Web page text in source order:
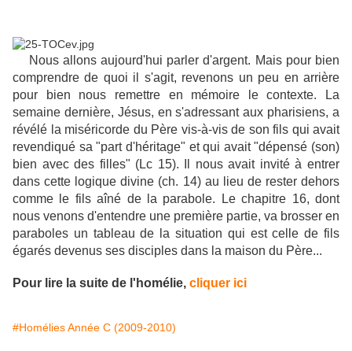
Nous allons aujourd'hui parler d'argent. Mais pour bien
comprendre de quoi il s'agit, revenons un peu en arrière
pour bien nous remettre en mémoire le contexte. La
semaine dernière, Jésus, en s'adressant aux pharisiens, a
révélé la miséricorde du Père vis-à-vis de son fils qui avait
revendiqué sa "part d'héritage" et qui avait "dépensé (son)
bien avec des filles" (Lc 15). Il nous avait invité à entrer
dans cette logique divine (ch. 14) au lieu de rester dehors
comme le fils aîné de la parabole. Le chapitre 16, dont
nous venons d'entendre une première partie, va brosser en
paraboles un tableau de la situation qui est celle de fils
égarés devenus ses disciples dans la maison du Père...
Pour lire la suite de l'homélie, cliquer ici
#Homélies Année C (2009-2010)